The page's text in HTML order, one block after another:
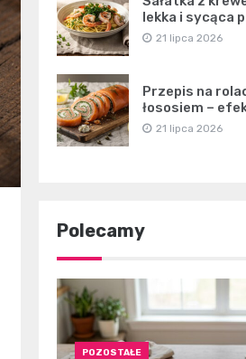
lekka i sycąca
21 lipca 2026
Przepis na
łososiem –
21 lipca 2026
Polecamy
POZOSTAŁE